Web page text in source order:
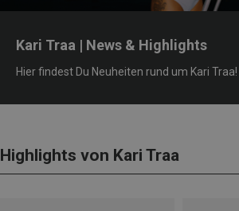
Kari Traa | News & Highlights
Hier findest Du Neuheiten rund um Kari Traa!
Highlights von Kari Traa